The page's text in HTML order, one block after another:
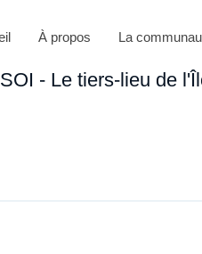
À propos La
- Le tiers-lieu de